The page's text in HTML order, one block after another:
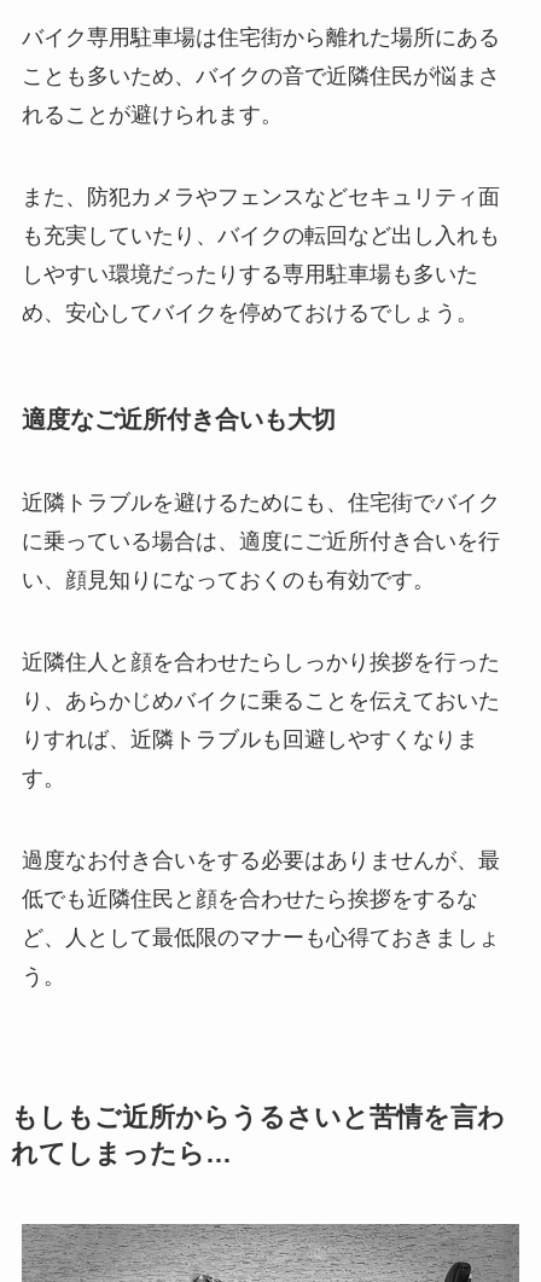
バイク専用駐車場は住宅街から離れた場所にある
ことも多いため、バイクの音で近隣住民が悩まさ
れることが避けられます。
また、防犯カメラやフェンスなどセキュリティ面
も充実していたり、バイクの転回など出し入れも
しやすい環境だったりする専用駐車場も多いた
め、安心してバイクを停めておけるでしょう。
適度なご近所付き合いも大切
近隣トラブルを避けるためにも、住宅街でバイク
に乗っている場合は、適度にご近所付き合いを行
い、顔見知りになっておくのも有効です。
近隣住人と顔を合わせたらしっかり挨拶を行った
り、あらかじめバイクに乗ることを伝えておいた
りすれば、近隣トラブルも回避しやすくなりま
す。
過度なお付き合いをする必要はありませんが、最
低でも近隣住民と顔を合わせたら挨拶をするな
ど、人として最低限のマナーも心得ておきましょ
う。
もしもご近所からうるさいと苦情を言わ
れてしまったら…